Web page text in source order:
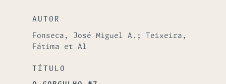
AUTOR
Fonseca, José Miguel A.; Teixeira,
Fátima et Al
TÍTULO